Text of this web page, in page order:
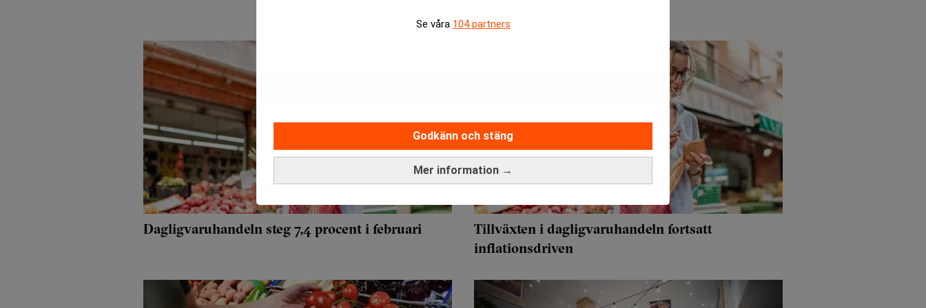
Se våra 104 partners
Mer information →
Godkänn och stäng
Dagligvaruhandeln steg 7,4 procent i februari
Tillväxten i dagligvaruhandeln fortsatt
inflationsdriven